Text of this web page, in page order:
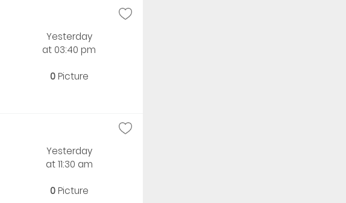
Yesterday
at 03:40 pm
0Picture
Yesterday
at 11:30 am
0Picture